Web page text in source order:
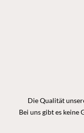
Die Qualität
Bei uns gibt es keine